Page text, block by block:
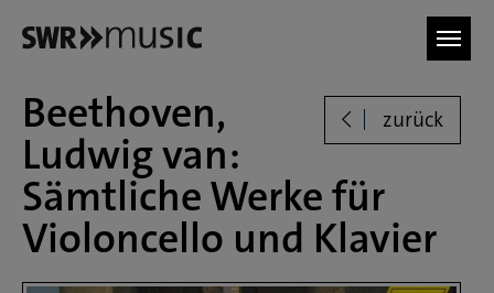
zurück
Beethoven,
Ludwig van:
Sämtliche Werke für
Violoncello und Klavier